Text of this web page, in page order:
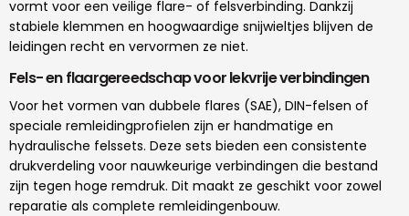
vormt voor een veilige flare- of felsverbinding. Dankzij
stabiele klemmen en hoogwaardige snijwieltjes blijven de
leidingen recht en vervormen ze niet.
Fels- en flaargereedschap voor lekvrije verbindingen
Voor het vormen van dubbele flares (SAE), DIN-felsen of
speciale remleidingprofielen zijn er handmatige en
hydraulische felssets. Deze sets bieden een consistente
drukverdeling voor nauwkeurige verbindingen die bestand
zijn tegen hoge remdruk. Dit maakt ze geschikt voor zowel
reparatie als complete remleidingenbouw.